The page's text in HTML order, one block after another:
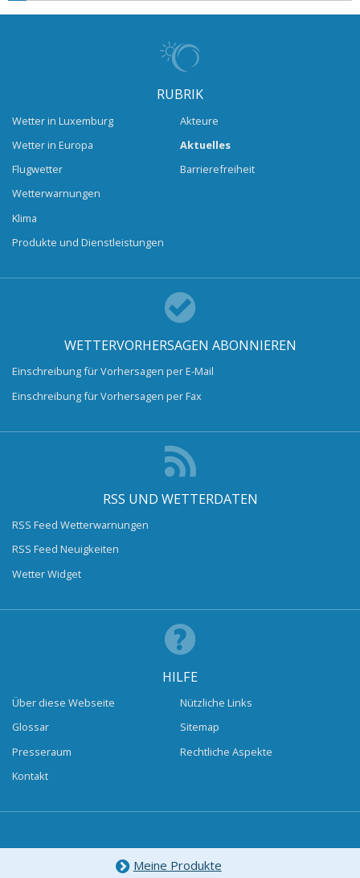
RUBRIK
Wetter in Luxemburg
Wetter in Europa
Flugwetter
Wetterwarnungen
Klima
Produkte und Dienstleistungen
Akteure
Aktuelles
Barrierefreiheit
WETTERVORHERSAGEN ABONNIEREN
Einschreibung für Vorhersagen per E-Mail
Einschreibung für Vorhersagen per Fax
RSS UND WETTERDATEN
RSS Feed Wetterwarnungen
RSS Feed Neuigkeiten
Wetter Widget
HILFE
Über diese Webseite
Glossar
Presseraum
Kontakt
Nützliche Links
Sitemap
Rechtliche Aspekte
Meine Produkte